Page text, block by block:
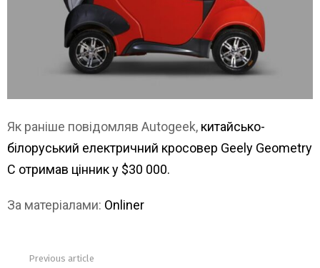
Як раніше повідомляв Autogeek, китайсько-
білоруський електричний кросовер Geely Geometry
C отримав цінник у $30 000.
За матеріалами: Onliner
Previous article